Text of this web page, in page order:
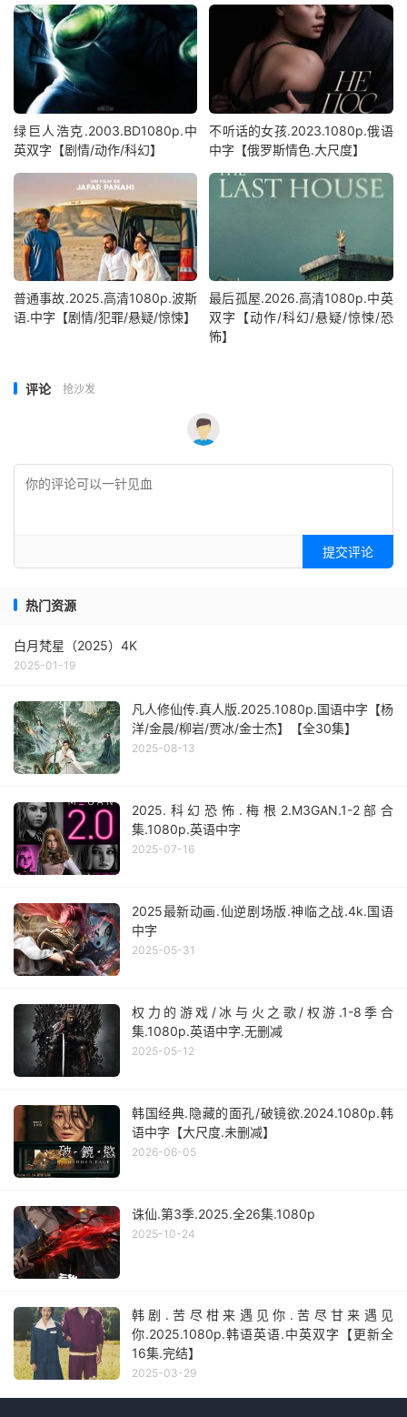
绿巨人浩克.2003.BD1080p.中
英双字【剧情/动作/科幻】
不听话的女孩.2023.1080p.俄语
中字【俄罗斯情色.大尺度】
普通事故.2025.高清1080p.波斯
语.中字【剧情/犯罪/悬疑/惊悚】
最后孤屋.2026.高清1080p.中英
双字【动作/科幻/悬疑/惊悚/恐
怖】
评论 抢沙发
提交评论
热门资源
白月梵星（2025）4K
2025-01-19
凡人修仙传.真人版.2025.1080p.国语中字【杨
洋/金晨/柳岩/贾冰/金士杰】【全30集】
2025-08-13
2025.科幻恐怖.梅根2.M3GAN.1-2部合
集.1080p.英语中字
2025-07-16
2025最新动画.仙逆剧场版.神临之战.4k.国语
中字
2025-05-31
权力的游戏/冰与火之歌/权游.1-8季合
集.1080p.英语中字.无删减
2025-05-12
韩国经典.隐藏的面孔/破镜欲.2024.1080p.韩
语中字【大尺度.未删减】
2026-06-05
诛仙.第3季.2025.全26集.1080p
2025-10-24
韩剧.苦尽柑来遇见你.苦尽甘来遇见
你.2025.1080p.韩语英语.中英双字【更新全
16集.完结】
2025-03-29